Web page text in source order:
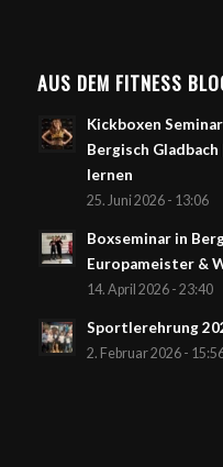
AUS DEM FITNESS
Kickboxen
Bergisch
lernen
25. Juni 2026 - 13:06
Boxseminar in
Europameister &
14. April 2026 - 23:40
Sportlerehrung
2. Februar 2026 -